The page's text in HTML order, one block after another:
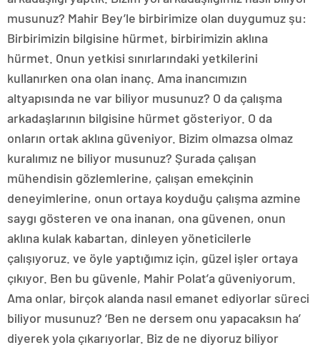
musunuz? Mahir Bey’le birbirimize olan duygumuz şu:
Birbirimizin bilgisine hürmet, birbirimizin aklına
hürmet. Onun yetkisi sınırlarındaki yetkilerini
kullanırken ona olan inanç. Ama inancımızın
altyapısında ne var biliyor musunuz? O da çalışma
arkadaşlarının bilgisine hürmet gösteriyor. O da
onların ortak aklına güveniyor. Bizim olmazsa olmaz
kuralımız ne biliyor musunuz? Şurada çalışan
mühendisin gözlemlerine, çalışan emekçinin
deneyimlerine, onun ortaya koyduğu çalışma azmine
saygı gösteren ve ona inanan, ona güvenen, onun
aklına kulak kabartan, dinleyen yöneticilerle
çalışıyoruz. ve öyle yaptığımız için, güzel işler ortaya
çıkıyor. Ben bu güvenle, Mahir Polat’a güveniyorum.
Ama onlar, birçok alanda nasıl emanet ediyorlar süreci
biliyor musunuz? ‘Ben ne dersem onu yapacaksın ha’
diyerek yola çıkarıyorlar. Biz de ne diyoruz biliyor